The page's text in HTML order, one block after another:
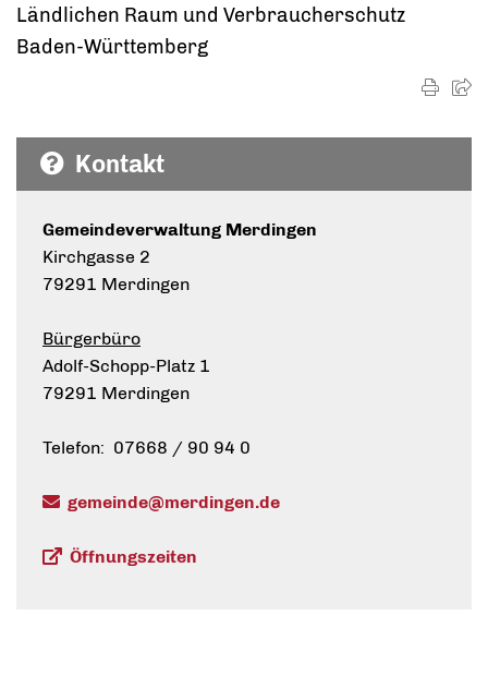
Ländlichen Raum und Verbraucherschutz
Baden-Württemberg
Kontakt
Gemeindeverwaltung Merdingen
Kirchgasse 2
79291 Merdingen
Bürgerbüro
Adolf-Schopp-Platz 1
79291 Merdingen
Telefon: 07668 / 90 94 0
gemeinde@merdingen.de
Öffnungszeiten